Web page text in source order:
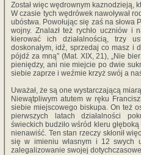
Został więc wędrownym kaznodzieją,
W czasie tych wędrówek nawoływał
ubóstwa. Powołując się zaś na słowa
wojny. Znalazł też rychło uczniów i
kierować ich działalnością, trzy
doskonałym, idź, sprzedaj co masz i
pójdź za mną” (Mat. XIX, 21), „Nie
pieniędzy, ani nie miejcie po dwie
siebie zaprze i weźmie krzyż swój a
Uważał, że są one wystarczającą
Niewątpliwym atutem w ręku
siebie miejscowego biskupa. On też
pierwszych latach działalności
świeckich budziło wśród kleru
nienawiść. Ten stan rzeczy skłonił
się w imieniu własnym i 12 swych
zalegalizowanie swojej